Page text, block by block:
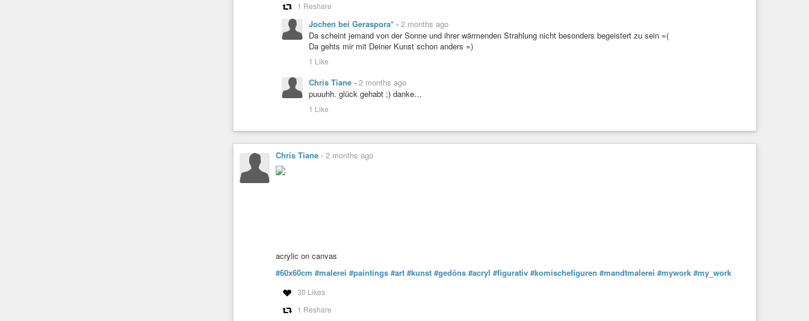
1 Reshare
Jochen bei Geraspora* - 2 months ago
Da scheint jemand von der Sonne und ihrer wärmenden Strahlung nicht besonders begeistert zu sein =(
Da gehts mir mit Deiner Kunst schon anders =)
1 Like
Chris Tiane - 2 months ago
puuuhh. glück gehabt ;) danke…
1 Like
Chris Tiane - 2 months ago
acrylic on canvas
#60x60cm #malerei #paintings #art #kunst #gedöns #acryl #figurativ #komischefiguren #mandtmalerei #mywork #my_work
30 Likes
1 Reshare